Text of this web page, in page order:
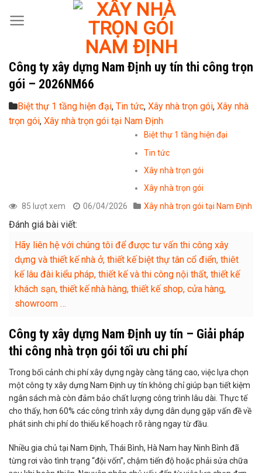
Công ty xây dựng Nam Định uy tín thi công trọn
gói – 2026NM66
Biệt thự 1 tầng hiện đại, Tin tức, Xây nhà trọn gói, Xây nhà
trọn gói, Xây nhà trọn gói tại Nam Định
85 lượt xem 06/04/2026
Biệt thự 1 tầng hiện đại
Tin tức
Xây nhà trọn gói
Xây nhà trọn gói
Xây nhà trọn gói tại Nam Định
Đánh giá bài viết:
Hãy liên hệ với chúng tôi để được tư vấn thi công xây
dựng và thiết kế nhà ở, thiết kế biệt thự tân cổ điển, thiêt
kế lâu đài kiểu pháp, thiết kế và thi công nội thất, thiết kế
khách sạn, thiết kế nhà hàng, thiết kế shop, cửa hàng,
showroom …
Công ty xây dựng Nam Định uy tín – Giải pháp
thi công nhà trọn gói tối ưu chi phí
Trong bối cảnh chi phí xây dựng ngày càng tăng cao, việc lựa chọn
một công ty xây dựng Nam Định uy tín không chỉ giúp bạn tiết kiệm
ngân sách mà còn đảm bảo chất lượng công trình lâu dài. Thực tế
cho thấy, hơn 60% các công trình xây dựng dân dụng gặp vấn đề về
phát sinh chi phí do thiếu kế hoạch rõ ràng ngay từ đầu.
Nhiều gia chủ tại Nam Định, Thái Bình, Hà Nam hay Ninh Bình đã
từng rơi vào tình trạng “đội vốn”, chậm tiến độ hoặc phải sửa chữa